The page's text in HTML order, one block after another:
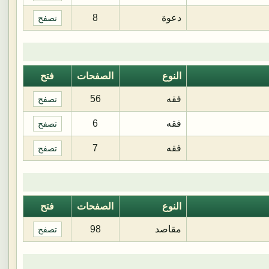
دعوة 8 تصفح
النوع الصفحات فتح
فقه 56 تصفح
فقه 6 تصفح
فقه 7 تصفح
النوع الصفحات فتح
مقاصد 98 تصفح